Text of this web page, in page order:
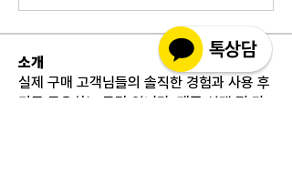
소개
실제 구매 고객님들의 솔직한 경험과 사용 후
기를 공유하는 공간 입니다. 제품 선택 전 가